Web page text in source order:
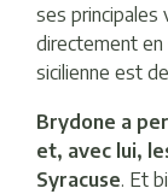
ses principales
directement en
sicilienne est
Brydone a
et, avec lui,
Syracuse. Et